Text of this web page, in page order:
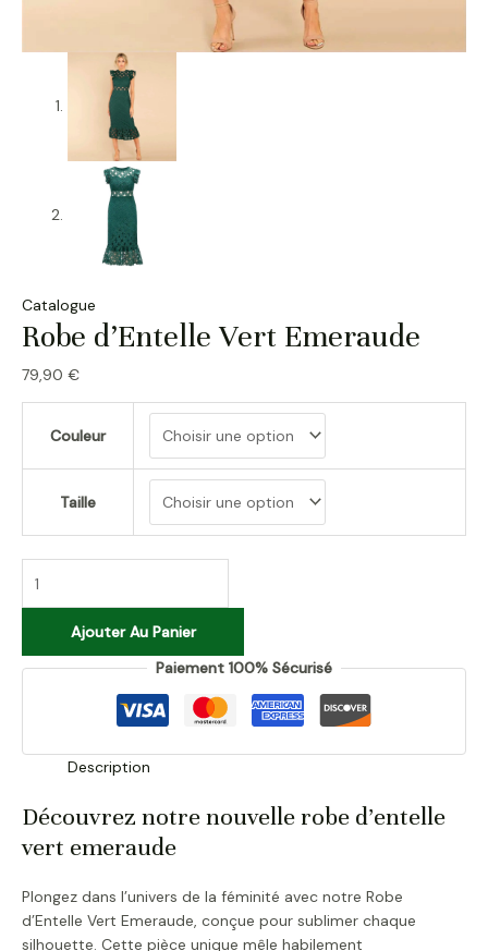
Catalogue
Robe d’Entelle Vert Emeraude
79,90 €
Couleur
Taille
Ajouter Au Panier
Paiement 100% Sécurisé
Description
Découvrez notre nouvelle robe d’entelle
vert emeraude
Plongez dans l’univers de la féminité avec notre Robe
d’Entelle Vert Emeraude, conçue pour sublimer chaque
silhouette. Cette pièce unique mêle habilement